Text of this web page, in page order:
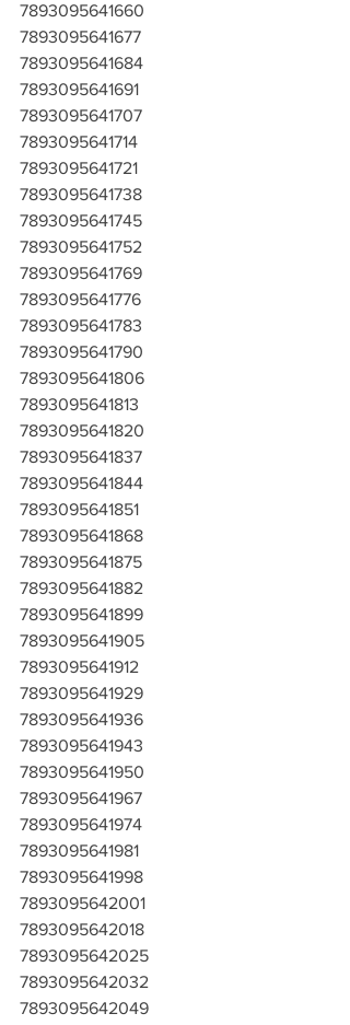
7893095641660
7893095641677
7893095641684
7893095641691
7893095641707
7893095641714
7893095641721
7893095641738
7893095641745
7893095641752
7893095641769
7893095641776
7893095641783
7893095641790
7893095641806
7893095641813
7893095641820
7893095641837
7893095641844
7893095641851
7893095641868
7893095641875
7893095641882
7893095641899
7893095641905
7893095641912
7893095641929
7893095641936
7893095641943
7893095641950
7893095641967
7893095641974
7893095641981
7893095641998
7893095642001
7893095642018
7893095642025
7893095642032
7893095642049